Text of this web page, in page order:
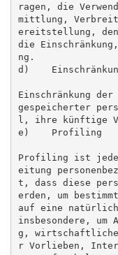
ragen, die
mittlung,
ereitstellung, den
die
ng.
d)
Einschränkung
gespeicherter
l, ihre künftige
e)    Profiling
Profiling ist jede
eitung
t, dass diese
erden, um
auf eine
insbesondere,
g,
r Vorlieben,